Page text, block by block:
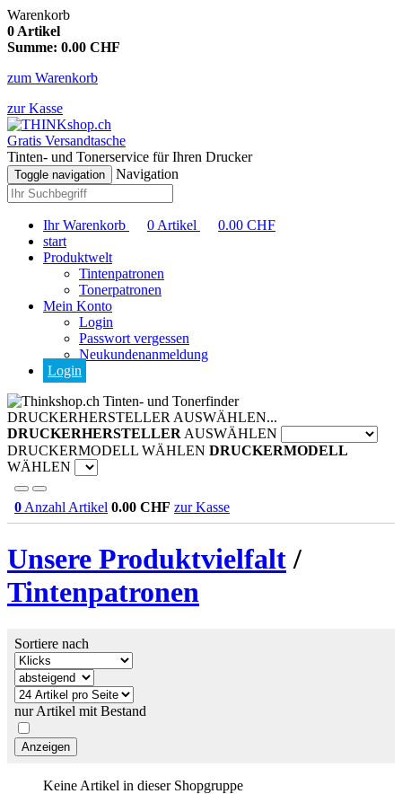
Warenkorb
0 Artikel
Summe: 0.00 CHF
zum Warenkorb
zur Kasse
Gratis Versandtasche
Tinten- und Tonerservice für Ihren Drucker
Toggle navigation Navigation
Ihr Warenkorb 0 Artikel 0.00 CHF
start
Produktwelt
Tintenpatronen
Tonerpatronen
Mein Konto
Login
Passwort vergessen
Neukundenanmeldung
Login
Tinten- und Tonerfinder
DRUCKERHERSTELLER AUSWÄHLEN...
DRUCKERHERSTELLER AUSWÄHLEN
DRUCKERMODELL WÄHLEN DRUCKERMODELL
WÄHLEN
0 Anzahl Artikel 0.00 CHF zur Kasse
Unsere Produktvielfalt/
Tintenpatronen
Sortiere nach
nur Artikel mit Bestand
Keine Artikel in dieser Shopgruppe